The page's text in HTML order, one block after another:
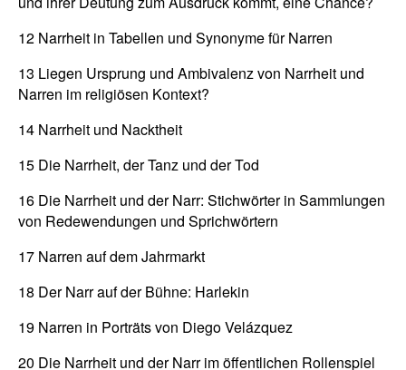
12 Narrheit in Tabellen und Synonyme für Narren
13 Liegen Ursprung und Ambivalenz von Narrheit und
Narren im religiösen Kontext?
14 Narrheit und Nacktheit
15 Die Narrheit, der Tanz und der Tod
16 Die Narrheit und der Narr: Stichwörter in Sammlungen
von Redewendungen und Sprichwörtern
17 Narren auf dem Jahrmarkt
18 Der Narr auf der Bühne: Harlekin
19 Narren in Porträts von Diego Velázquez
20 Die Narrheit und der Narr im öffentlichen Rollenspiel